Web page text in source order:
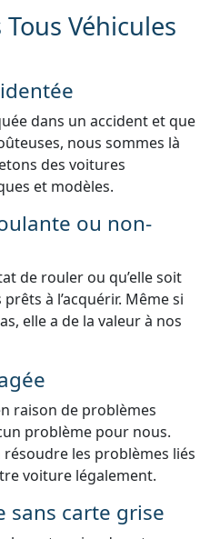
Véhicules
dans un accident et que
nous sommes là
des voitures
et modèles.
ou non-
de rouler ou qu’elle soit
à l’acquérir. Même si
elle a de la valeur à nos
raison de problèmes
problème pour nous.
les problèmes liés
voiture légalement.
sans carte grise